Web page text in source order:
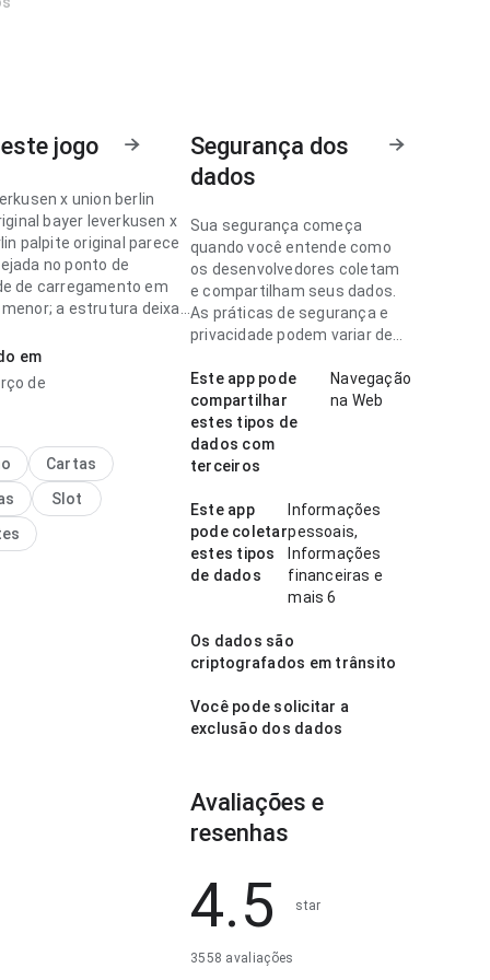
jogo
x union berlin
bayer leverkusen x
palpite original parece
no ponto de
de carregamento em
a estrutura deixa
rapidamente se vale
de
para um visitante
deixa claro o
Esse equilíbrio
mais interessante para
em
de
Cartas
Slot
Segurança dos
dados
Sua segurança começa
quando você entende como
os desenvolvedores coletam
e compartilham seus dados.
As práticas de segurança e
privacidade podem variar de
idade.
Este app pode
compartilhar
estes tipos de
dados com
terceiros
Navegação
na Web
Este app
pode coletar
estes tipos
de dados
Informações
pessoais,
Informações
financeiras e
mais 6
Os dados são
criptografados em trânsito
Você pode solicitar a
exclusão dos dados
Avaliações e
resenhas
4.5 star
3558 avaliações